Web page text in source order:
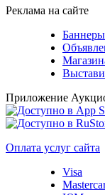
Реклама на сайте
Приложение
Оплата услуг сайта
Visa